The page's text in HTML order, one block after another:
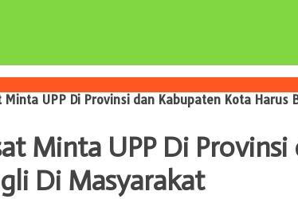
Minta UPP Di Provinsi dan Kabupaten Kota
Minta UPP Di
Di Masyarakat